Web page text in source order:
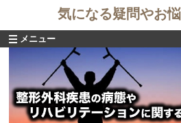
気になる疑問やお
メニュー